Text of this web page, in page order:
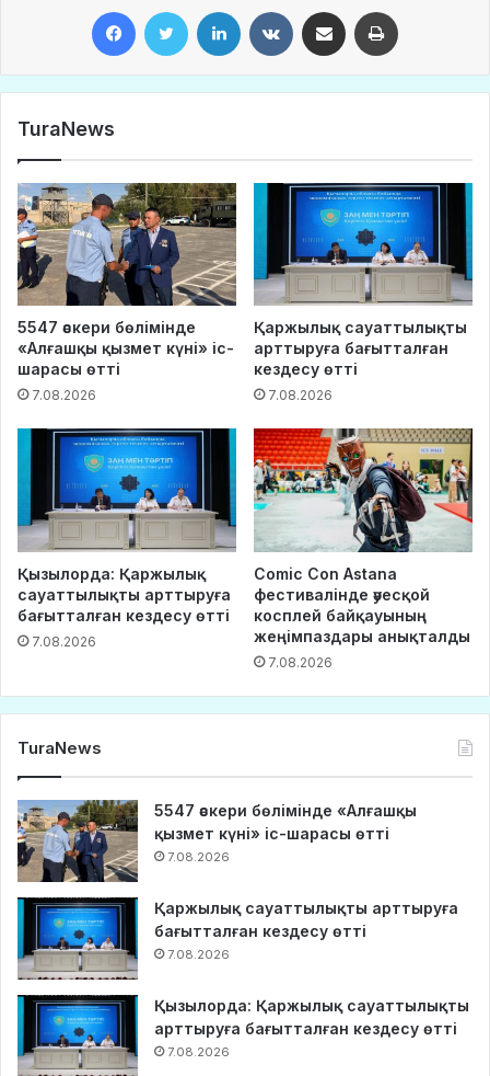
TuraNews
5547 әскери бөлімінде
«Алғашқы қызмет күні» іс-
шарасы өтті
7.08.2026
Қаржылық сауаттылықты
арттыруға бағытталған
кездесу өтті
7.08.2026
Қызылорда: Қаржылық
сауаттылықты арттыруға
бағытталған кездесу өтті
7.08.2026
Comic Con Astana
фестивалінде әуесқой
косплей байқауының
жеңімпаздары анықталды
7.08.2026
TuraNews
5547 әскери бөлімінде «Алғашқы
қызмет күні» іс-шарасы өтті
7.08.2026
Қаржылық сауаттылықты арттыруға
бағытталған кездесу өтті
7.08.2026
Қызылорда: Қаржылық сауаттылықты
арттыруға бағытталған кездесу өтті
7.08.2026